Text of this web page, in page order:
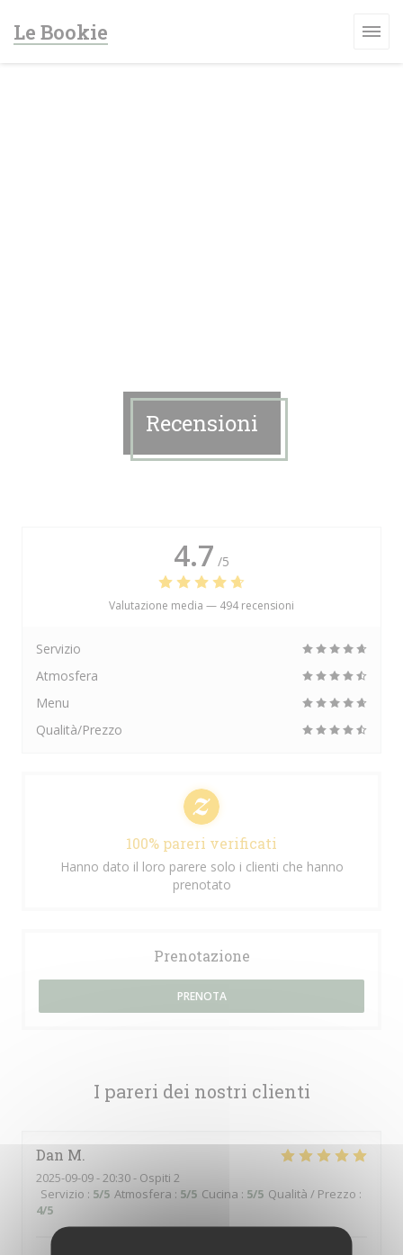
Le Bookie
Recensioni
I pareri dei nostri clienti
Dan M
2025-09-09- 20:30 - Ospiti 2
Servizio : 5/5 Atmosfera : 5/5 Cucina : 5/5 Qualità / Prezzo :
4/5
4.7 /5
Valutazione media — 494 recensioni
Servizio
Atmosfera
Menu
Qualità/Prezzo
100% pareri verificati
Hanno dato il loro parere solo i clienti che hanno
prenotato
Prenotazione
PRENOTA